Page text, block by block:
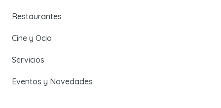
Restaurantes
Cine y Ocio
Servicios
Eventos y Novedades